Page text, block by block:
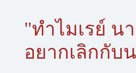
"ทำไมเรย์ น
อยากเลิกกับ